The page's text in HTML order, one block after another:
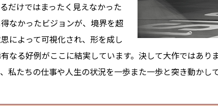
だけではまったく見えなかった
なかったビジョンが、境界を超
によって可視化され、形を成し
なる好例がここに結実しています。決して大作ではあり
私たちの仕事や人生の状況を一歩また一歩と突き動かし